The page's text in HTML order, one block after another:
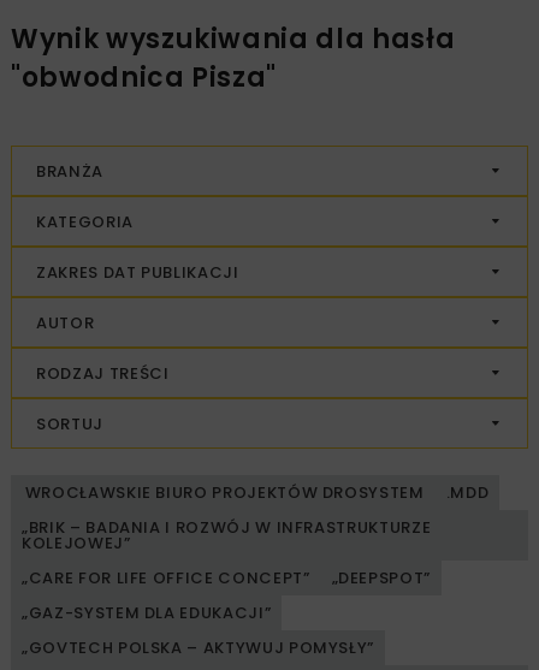
Wynik wyszukiwania dla hasła
"obwodnica Pisza"
BRANŻA
KATEGORIA
ZAKRES DAT PUBLIKACJI
AUTOR
RODZAJ TREŚCI
SORTUJ
WROCŁAWSKIE BIURO PROJEKTÓW DROSYSTEM
.MDD
„BRIK – BADANIA I ROZWÓJ W INFRASTRUKTURZE
KOLEJOWEJ”
„CARE FOR LIFE OFFICE CONCEPT”
„DEEPSPOT”
„GAZ-SYSTEM DLA EDUKACJI”
„GOVTECH POLSKA – AKTYWUJ POMYSŁY”